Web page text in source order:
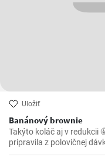
Uložiť
Banánový brownie
Takýto koláč aj v redukcii
pripravila z polovičnej